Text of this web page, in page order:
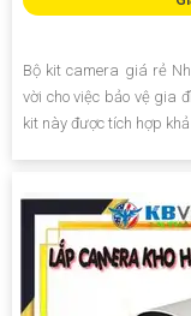
Bộ kit camera giá rẻ
vời cho việc bảo vệ gia
kit này được tích hợp khả